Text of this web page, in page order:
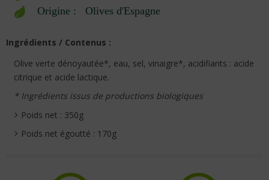
Origine :
Olives d'Espagne
Ingrédients / Contenus :
Olive verte dénoyautée*, eau, sel, vinaigre*, acidifiants : acide
citrique et acide lactique.
* Ingrédients issus de productions biologiques
Poids net : 350g
Poids net égoutté : 170g